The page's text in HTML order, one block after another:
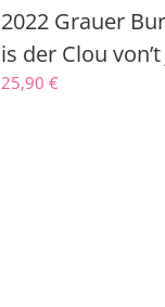
2022 Grauer
is der Clou von’t
25,90€